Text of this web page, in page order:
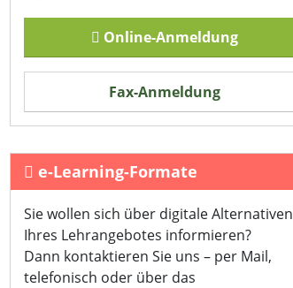
Online-Anmeldung
Fax-Anmeldung
e-Learning-Formate
Sie wollen sich über digitale Alternativen
Ihres Lehrangebotes informieren?
Dann kontaktieren Sie uns – per Mail,
telefonisch oder über das